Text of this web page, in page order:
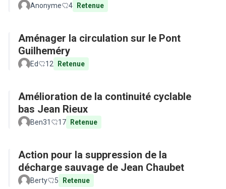
Anonyme 4 Retenue
Aménager la circulation sur le Pont
Guilheméry
Ed 12 Retenue
Amélioration de la continuité cyclable
bas Jean Rieux
Ben31 17 Retenue
Action pour la suppression de la
décharge sauvage de Jean Chaubet
Berty 5 Retenue